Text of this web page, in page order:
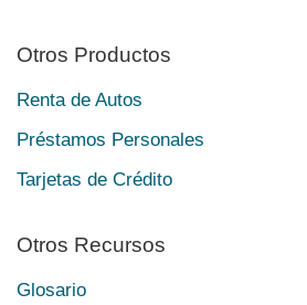
Otros Productos
Renta de Autos
Préstamos Personales
Tarjetas de Crédito
Otros Recursos
Glosario